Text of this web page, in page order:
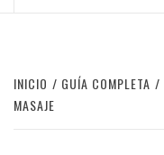
INICIO GUÍA COMPLETA
MASAJE